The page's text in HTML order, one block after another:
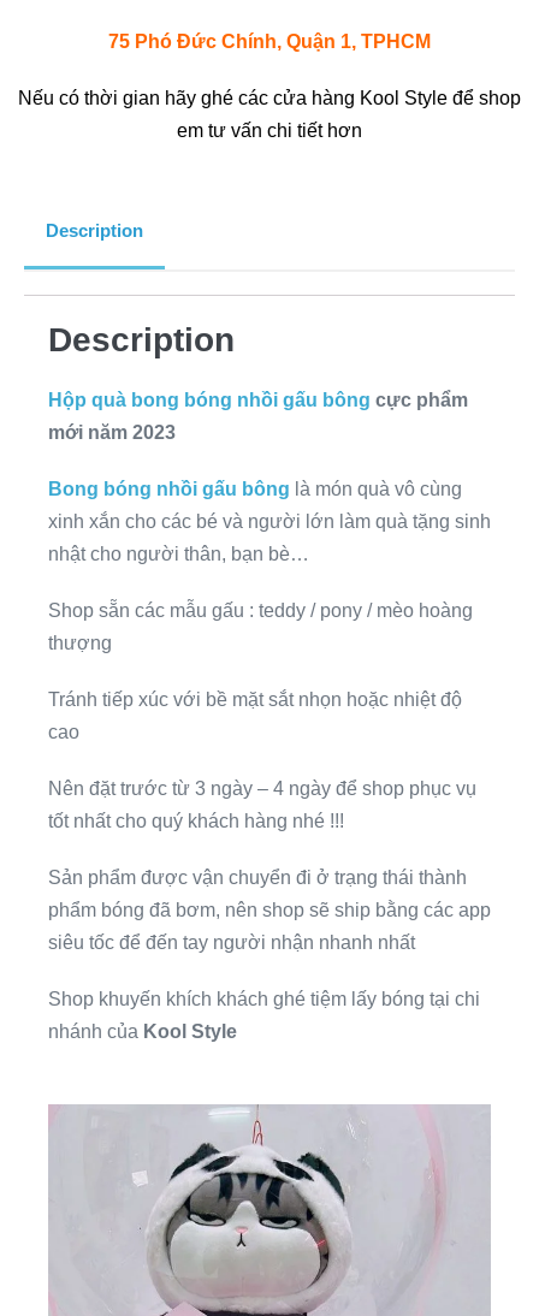
75 Phó Đức Chính, Quận 1, TPHCM
Nếu có thời gian hãy ghé các cửa hàng Kool Style để shop
em tư vấn chi tiết hơn
Description
Description
Hộp quà bong bóng nhồi gấu bông cực phẩm
mới năm 2023
Bong bóng nhồi gấu bông là món quà vô cùng
xinh xắn cho các bé và người lớn làm quà tặng sinh
nhật cho người thân, bạn bè…
Shop sẵn các mẫu gấu : teddy / pony / mèo hoàng
thượng
Tránh tiếp xúc với bề mặt sắt nhọn hoặc nhiệt độ
cao
Nên đặt trước từ 3 ngày – 4 ngày để shop phục vụ
tốt nhất cho quý khách hàng nhé !!!
Sản phẩm được vận chuyển đi ở trạng thái thành
phẩm bóng đã bơm, nên shop sẽ ship bằng các app
siêu tốc để đến tay người nhận nhanh nhất
Shop khuyến khích khách ghé tiệm lấy bóng tại chi
nhánh của Kool Style